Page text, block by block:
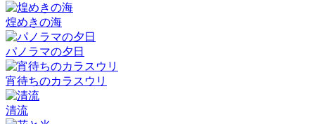
煌めきの海
パノラマの夕日
宵待ちのカラスウリ
清流